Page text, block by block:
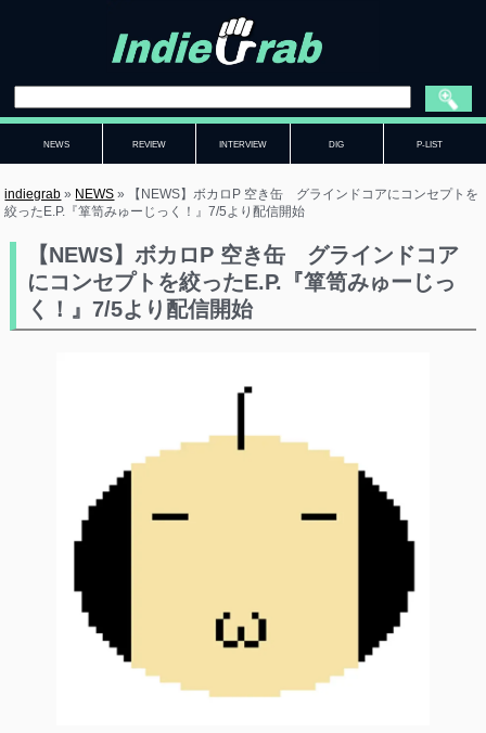
NEWS REVIEW INTERVIEW DIG P-LIST
indiegrab » NEWS »
【NEWS】ボカロP 空き缶 グラインドコアにコンセプトを
絞ったE.P.『箪笥みゅーじっく！』7/5より配信開始
【NEWS】ボカロP 空き缶 グラインドコア
にコンセプトを絞ったE.P.『箪笥みゅーじっ
く！』7/5より配信開始